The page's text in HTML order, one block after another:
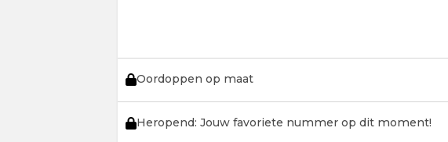
Oordoppen op maat
Heropend: Jouw favoriete nummer op dit moment!